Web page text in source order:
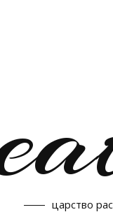
царство